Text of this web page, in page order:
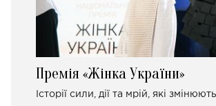
Премія «Жінка України»
Історії сили, дії та мрій, які